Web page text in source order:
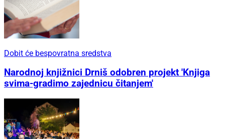
Dobit će bespovratna sredstva
Narodnoj knjižnici Drniš odobren projekt 'Knjiga
svima-gradimo zajednicu čitanjem'